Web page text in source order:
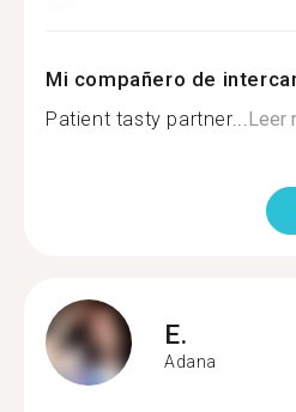
Mi compañero de
Patient tasty partner...Leer
E.
Adana